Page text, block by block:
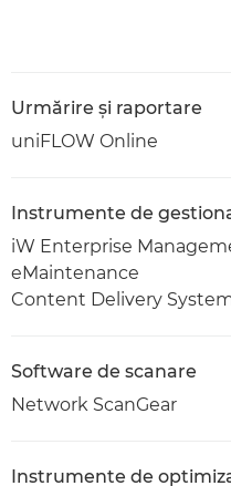
Urmărire şi raportare
uniFLOW Online
Instrumente de
iW Enterprise
eMaintenance
Content Delivery
Software de scanare
Network ScanGear
Instrumente de